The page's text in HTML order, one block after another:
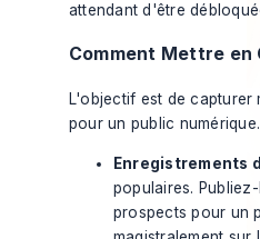
attendant d'être
Comment Mettre
L'objectif est de capturer
pour un public numérique.
Enregistrements
populaires.
prospects pour un